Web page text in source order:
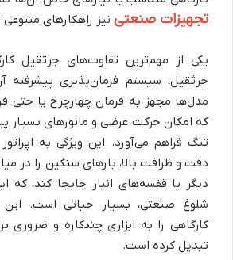
تجهیزات صنعتی نیز راهکارهای
یکی از مهم‌ترین تفاوت‌های جرثقیل
جرثقیل، سیستم فرمان‌پذیری پیشرفته
مدل‌ها مجهز به فرمان چهارچرخ یا حتی
که امکان حرکت عرضی و مانورهای بسیار
تنگ فراهم می‌آورد. این ویژگی به
دقت و ظرافت بالا، بارهای سنگین را در
دیگر یا قفسه‌های انبار جابجا کند، که
شلوغ صنعتی، بسیار حیاتی است. این
کارگاهی را به ابزاری چندکاره و ضروری
تبدیل کرده است.